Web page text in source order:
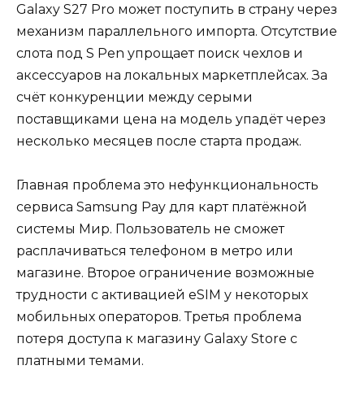
Galaxy S27 Pro может поступить в страну через
механизм параллельного импорта. Отсутствие
слота под S Pen упрощает поиск чехлов и
аксессуаров на локальных маркетплейсах. За
счёт конкуренции между серыми
поставщиками цена на модель упадёт через
несколько месяцев после старта продаж.
Главная проблема это нефункциональность
сервиса Samsung Pay для карт платёжной
системы Мир. Пользователь не сможет
расплачиваться телефоном в метро или
магазине. Второе ограничение возможные
трудности с активацией eSIM у некоторых
мобильных операторов. Третья проблема
потеря доступа к магазину Galaxy Store с
платными темами.